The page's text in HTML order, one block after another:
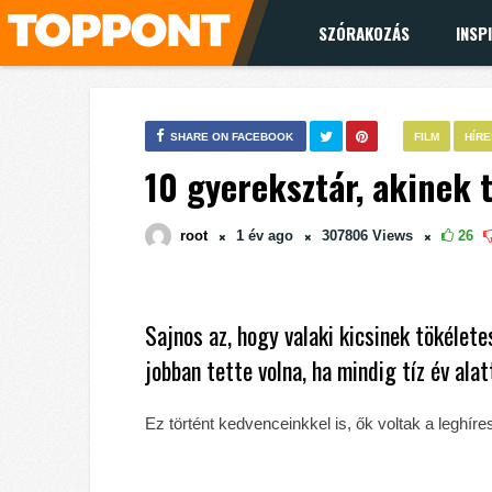
SZÓRAKOZÁS
FILM
SHARE ON FACEBOOK
10 gyereksztár,
root 1 év ago 307806 Views 26
Sajnos az, hogy valaki kicsinek
jobban tette volna, ha mindig tíz év
Ez történt kedvenceinkkel is, ők voltak a